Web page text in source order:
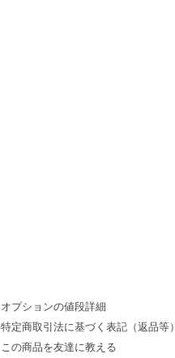
オプションの値段詳細
特定商取引法に基づく表記（返品等）
この商品を友達に教える